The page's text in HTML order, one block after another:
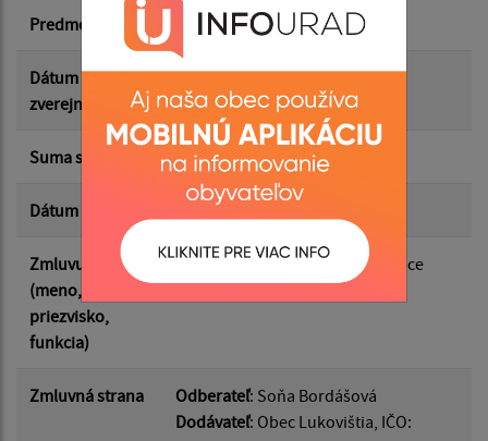
Filtrovať Reset
Predmet HM č. 76
Dátum
zverejnenia
26.06.2026
Suma s DPH* 2.50 €
Dátum uzavretia 25.06.2026
Zmluvu uzavrel
(meno,
priezvisko,
funkcia)
Mgr. Roman Hubert, starosta obce
Zmluvná strana Odberateľ: Soňa Bordášová
Dodávateľ: Obec Lukovištia, IČO: